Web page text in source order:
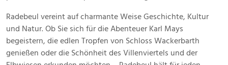
Radebeul vereint auf charmante Weise Geschichte, Kultur
und Natur. Ob Sie sich für die Abenteuer Karl Mays
begeistern, die edlen Tropfen von Schloss Wackerbarth
genießen oder die Schönheit des Villenviertels und der